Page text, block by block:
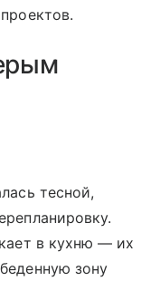
тесной,
в кухню — их
зону